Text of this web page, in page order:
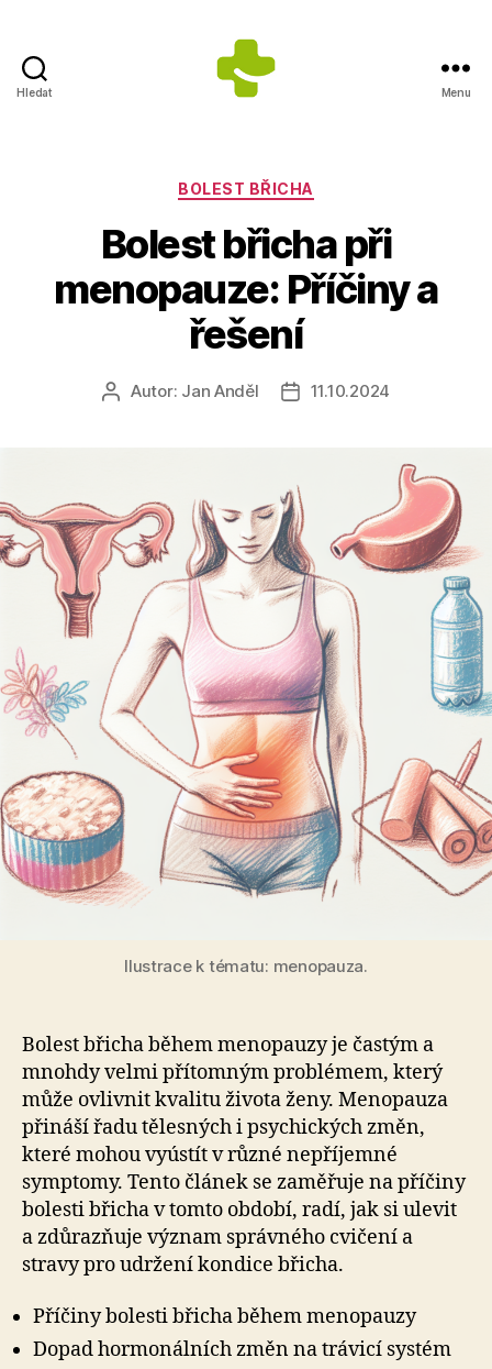
Hledat
s.r.o.
-
Výrobce
doplňků
stravy
Menu
Rubriky
BOLEST BŘICHA
Bolest břicha při
menopauze: Příčiny a
řešení
AutorAutor: Jan Anděl
Datum
11.10.2024
Ilustrace k tématu: menopauza.
Bolest břicha během menopauzy je častým a
mnohdy velmi přítomným problémem, který
může ovlivnit kvalitu života ženy. Menopauza
přináší řadu tělesných i psychických změn,
které mohou vyústít v různé nepříjemné
symptomy. Tento článek se zaměřuje na příčiny
bolesti břicha v tomto období, radí, jak si ulevit
a zdůrazňuje význam správného cvičení a
stravy pro udržení kondice břicha.
Příčiny bolesti břicha během menopauzy
Dopad hormonálních změn na trávicí systém